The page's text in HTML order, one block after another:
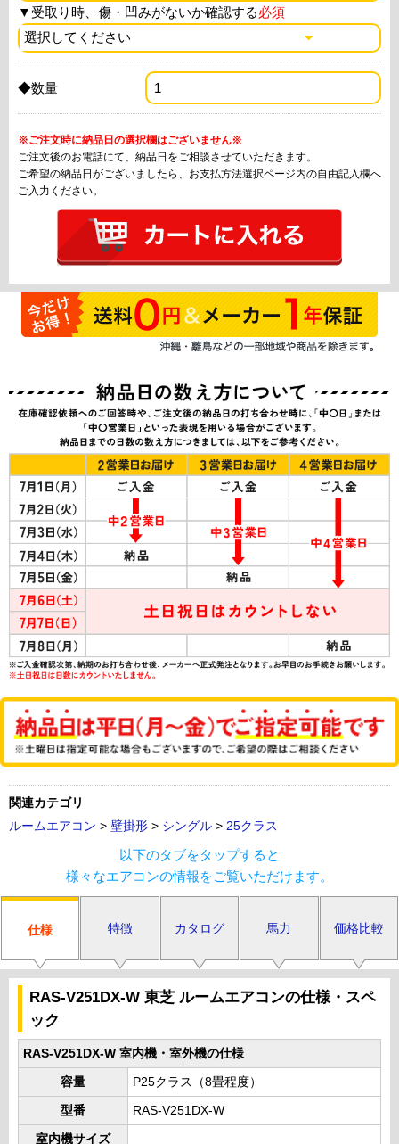
▼ 受取り時、傷・凹みがないか確認する必須
◆数量
※ご注文時に納品日の選択欄はございません※
ご注文後のお電話にて、納品日をご相談させていただきます。
ご希望の納品日がございましたら、お支払方法選択ページ内の自由記入欄へ
ご入力ください。
関連カテゴリ
ルームエアコン > 壁掛形 > シングル > 25クラス
以下のタブをタップすると
様々なエアコンの情報をご覧いただけます。
仕様 特徴 カタログ 馬力 価格比較
RAS-V251DX-W 東芝 ルームエアコンの仕様・スペ
ック
RAS-V251DX-W 室内機・室外機の仕様
容量 P25クラス（8畳程度）
型番 RAS-V251DX-W
室内機サイズ